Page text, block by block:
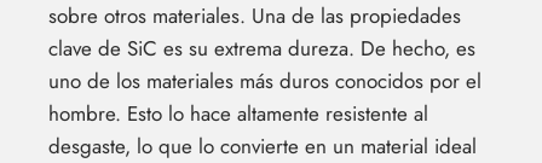
sobre otros materiales. Una de las propiedades
clave de SiC es su extrema dureza. De hecho, es
uno de los materiales más duros conocidos por el
hombre. Esto lo hace altamente resistente al
desgaste, lo que lo convierte en un material ideal